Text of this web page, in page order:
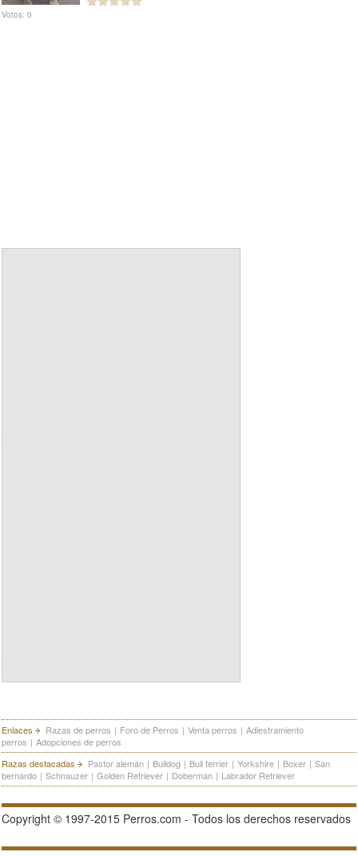
Votos: 0
Enlaces Razas de perros | Foro de Perros | Venta perros | Adiestramiento
perros | Adopciones de perros
Razas destacadas
Pastor alemán | Bulldog | Bull terrier | Yorkshire | Boxer | San
bernardo | Schnauzer | Golden Retriever | Doberman | Labrador Retriever
Copyright © 1997-2015 Perros.com - Todos los derechos reservados